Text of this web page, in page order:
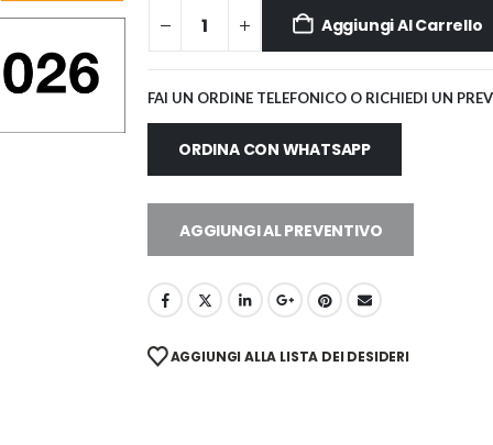
Aggiungi Al Carrello
FAI UN ORDINE TELEFONICO O RICHIEDI UN
ORDINA CON WHATSAPP
AGGIUNGI AL PREVENTIVO
AGGIUNGI ALLA LISTA DEI DESIDERI